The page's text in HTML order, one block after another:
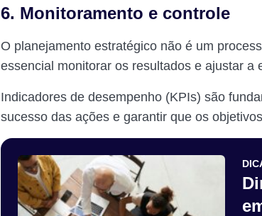
6. Monitoramento e controle
O planejamento estratégico não é um
essencial monitorar os resultados e ajustar a
Indicadores de desempenho (KPIs) são
sucesso das ações e garantir que os